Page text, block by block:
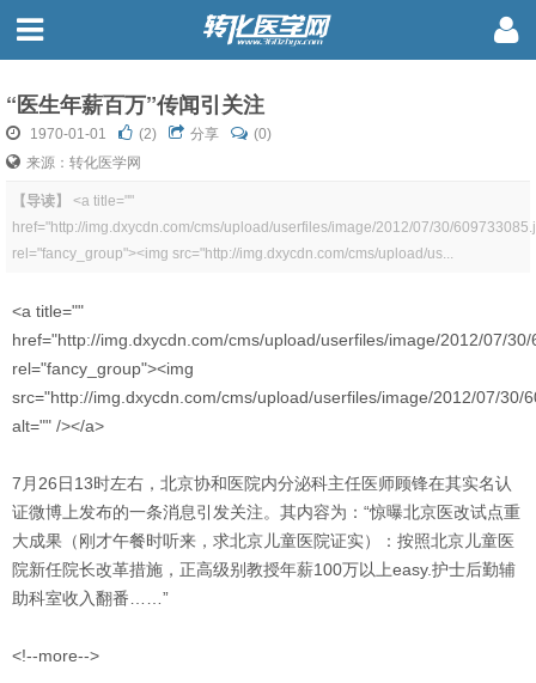
“医生年薪百万”传闻引关注
1970-01-01 (2) 分享
(0)
来源：转化医学网
【导读】
<a title=""
href="http://img.dxycdn.com/cms/upload/userfiles/image/2012/07/30/
rel="fancy_group"><img src="http://img.dxycdn.com/cms/upload/us...
<a title=""
href="http://img.dxycdn.com/cms/upload/userfiles/image/2012/07/
rel="fancy_group"><img
src="http://img.dxycdn.com/cms/upload/userfiles/image/2012/07/30/
alt="" /></a>
7月26日13时左右，北京协和医院内分泌科主任医师顾锋在其实名认
证微博上发布的一条消息引发关注。其内容为：“惊曝北京医改试点重
大成果（刚才午餐时听来，求北京儿童医院证实）：按照北京儿童医
院新任院长改革措施，正高级别教授年薪100万以上easy.护士后勤辅
助科室收入翻番……”
<!--more-->